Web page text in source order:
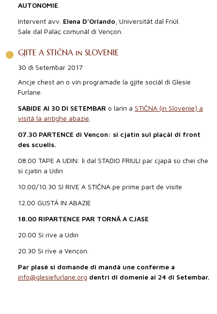
AUTONOMIE
Intervent avv. Elena D’Orlando , Universitât dal Friûl.
Sale dal Palaç comunâl di Vençon.
GJITE A STIČNA in SLOVENIE
30 di Setembar 2017
Ancje chest an o vin programade la gjite sociâl di Glesie
Furlane.
SABIDE AI 30 DI SETEMBAR o larìn a STIČNA (in Slovenie) a
visitâ la antighe abazie
07.30 PARTENCE di Vençon: si cjatìn sul plaçâl di front
des scuelis.
08.00 TAPE A UDIN: li dal STADIO FRIULI par cjapâ sù chei che
si cjatin a Udin
10.00/10.30 SI RIVE A STIČNA pe prime part de visite
12.00 GUSTÂ IN ABAZIE
18.00 RIPARTENCE PAR TORNÂ A CJASE
20.00 Si rive a Udin
20.30 Si rive a Vençon.
Par plasê si domande di mandâ une conferme a
info@glesiefurlane.org dentri di domenie ai 24 di Setembar.